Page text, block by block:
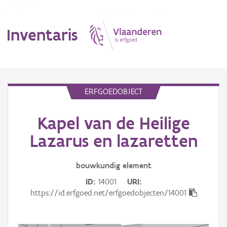
Inventaris
Erfgoedobject
Aanduidingsobject
ERFGOEDOBJECT
Kapel van de Heilige
Lazarus en lazaretten
bouwkundig element
ID 14001
URI
https://id.erfgoed.net/erfgoedobjecten/14001